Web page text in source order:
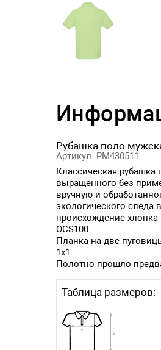
Рубашка поло
Артикул: PM430511
Классическая
выращенного без
вручную и
экологического следа
происхождение
OCS100.
Планка на две
1х1.
Полотно прошло
Таблица размеров: